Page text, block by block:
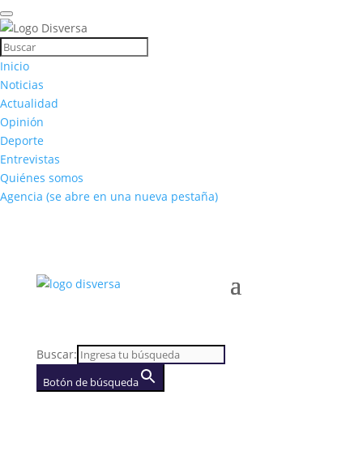
Inicio
Noticias
Actualidad
Opinión
Deporte
Entrevistas
Quiénes somos
Agencia (se abre en una nueva pestaña)
Buscar:
Botón de búsqueda